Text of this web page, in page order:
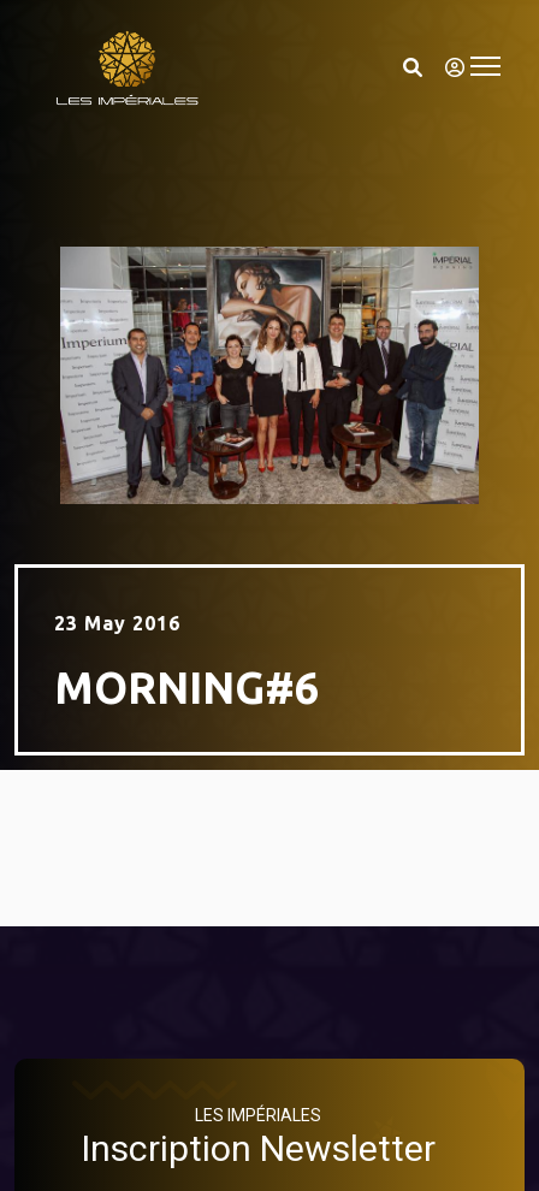
23 May 2016
MORNING#6
LES IMPÉRIALES
Inscription Newsletter